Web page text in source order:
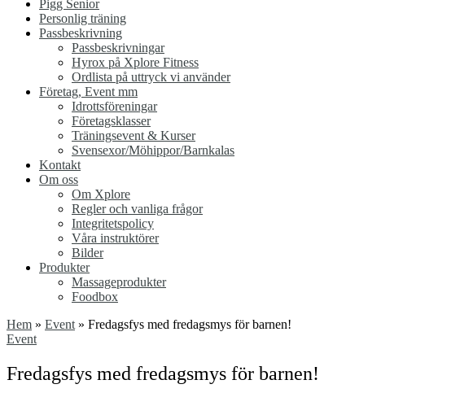
Pigg Senior
Personlig träning
Passbeskrivning
Passbeskrivningar
Hyrox på Xplore Fitness
Ordlista på uttryck vi använder
Företag, Event mm
Idrottsföreningar
Företagsklasser
Träningsevent & Kurser
Svensexor/Möhippor/Barnkalas
Kontakt
Om oss
Om Xplore
Regler och vanliga frågor
Integritetspolicy
Våra instruktörer
Bilder
Produkter
Massageprodukter
Foodbox
Hem » Event » Fredagsfys med fredagsmys för barnen!
Event
Fredagsfys med fredagsmys för barnen!